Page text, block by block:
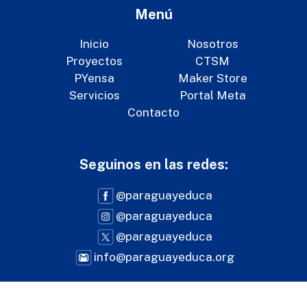
Menú
Inicio
Nosotros
Proyectos
CTSM
PYensa
Maker Store
Servicios
Portal Meta
Contacto
Seguinos en las redes:
@paraguayeduca
@paraguayeduca
@paraguayeduca
info@paraguayeduca.org